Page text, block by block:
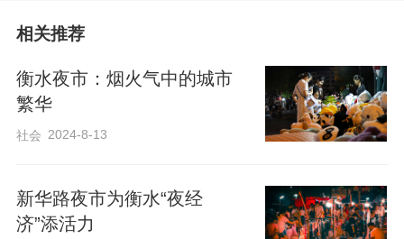
相关推荐
衡水夜市：烟火气中的城市
繁华
社会 2024-8-13
新华路夜市为衡水“夜经
济”添活力